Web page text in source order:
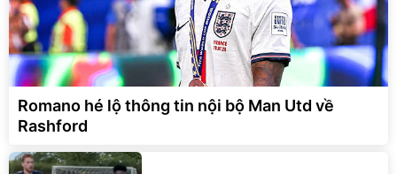
Romano hé lộ thông tin nội bộ Man Utd về
Rashford